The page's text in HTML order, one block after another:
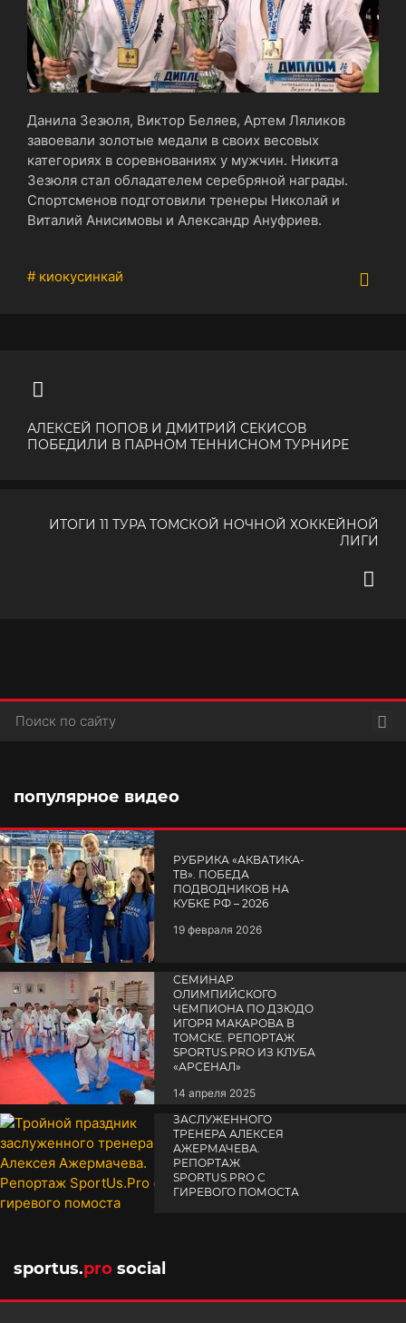
Данила Зезюля, Виктор Беляев, Артем Ляликов
завоевали золотые медали в своих весовых
категориях в соревнованиях у мужчин. Никита
Зезюля стал обладателем серебряной награды.
Спортсменов подготовили тренеры Николай и
Виталий Анисимовы и Александр Ануфриев.
# киокусинкай
АЛЕКСЕЙ ПОПОВ И ДМИТРИЙ СЕКИСОВ
ПОБЕДИЛИ В ПАРНОМ ТЕННИСНОМ ТУРНИРЕ
ИТОГИ 11 ТУРА ТОМСКОЙ НОЧНОЙ ХОККЕЙНОЙ
ЛИГИ
популярное видео
РУБРИКА «АКВАТИКА-
TВ». ПОБЕДА
ПОДВОДНИКОВ НА
КУБКЕ РФ – 2026
19 февраля 2026
СЕМИНАР
ОЛИМПИЙСКОГО
ЧЕМПИОНА ПО ДЗЮДО
ИГОРЯ МАКАРОВА В
ТОМСКЕ. РЕПОРТАЖ
SPORTUS.PRO ИЗ КЛУБА
«АРСЕНАЛ»
14 апреля 2025
ЗАСЛУЖЕННОГО
ТРЕНЕРА АЛЕКСЕЯ
АЖЕРМАЧЕВА.
РЕПОРТАЖ
SPORTUS.PRO С
ГИРЕВОГО ПОМОСТА
sportus.pro social